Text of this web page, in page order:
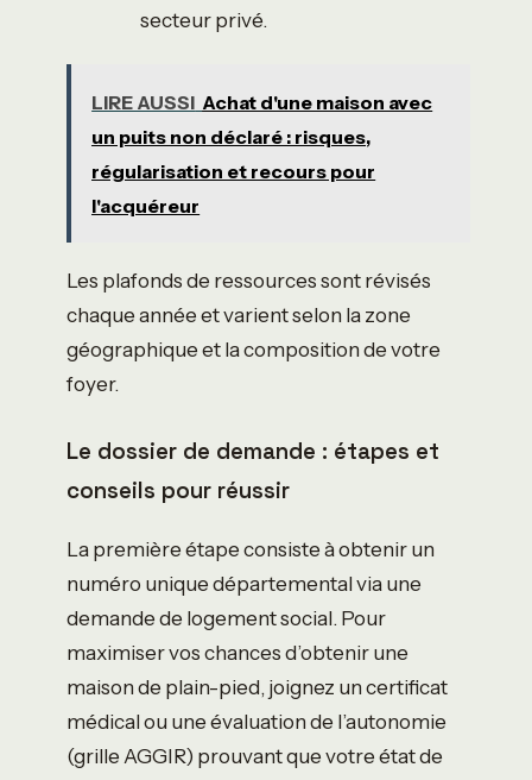
secteur privé.
LIRE AUSSI Achat d'une maison avec
un puits non déclaré : risques,
régularisation et recours pour
l'acquéreur
Les plafonds de ressources sont révisés
chaque année et varient selon la zone
géographique et la composition de votre
foyer.
Le dossier de demande : étapes et
conseils pour réussir
La première étape consiste à obtenir un
numéro unique départemental via une
demande de logement social. Pour
maximiser vos chances d’obtenir une
maison de plain-pied, joignez un certificat
médical ou une évaluation de l’autonomie
(grille AGGIR) prouvant que votre état de